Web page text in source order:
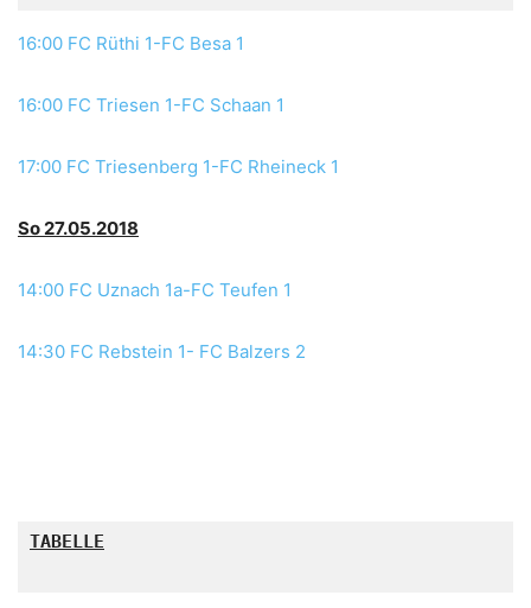
16:00 FC Rüthi 1-FC Besa 1
16:00 FC Triesen 1-FC Schaan 1
17:00 FC Triesenberg 1-FC Rheineck 1
So 27.05.2018
14:00 FC Uznach 1a-FC Teufen 1
14:30 FC Rebstein 1- FC Balzers 2
TABELLE